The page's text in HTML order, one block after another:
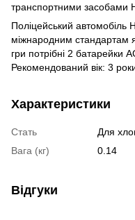
транспортними засобами
Поліцейський автомобіль
міжнародним стандартам
гри потрібні 2 батарейки
Рекомендований вік: 3
Характеристики
Стать
Для
Вага (кг)
0.14
Відгуки